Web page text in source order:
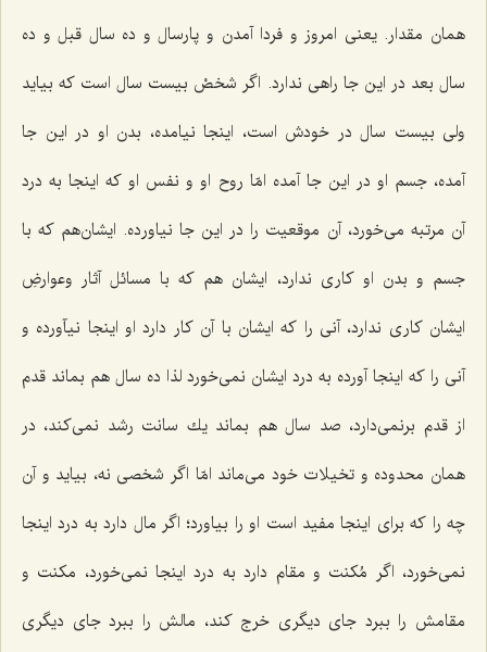
همان مقدار. یعنی امروز و فردا آمدن و پارسال و ده سال قبل و ده
سال بعد در این جا راهی ندارد. اگر شخصْ بیست سال است كه بیاید
ولی بیست سال در خودش است، اینجا نیامده، بدن او در این جا
آمده، جسم او در این جا آمده امّا روح او و نفس او كه اینجا به درد
آن مرتبه می‌خورد، آن موقعیت را در این جا نیاورده. ایشان‌هم كه با
جسم و بدن او كاری ندارد، ایشان هم كه با مسائل آثار وعوارضِ
ایشان كاری ندارد، آنی را كه ایشان با آن كار دارد او اینجا نیآورده و
آنی را كه اینجا آورده به درد ایشان نمی‌خورد لذا ده سال هم بماند قدم
از قدم برنمی‌دارد، صد سال هم بماند یك سانت رشد نمی‌كند، در
همان محدوده و تخیلات خود می‌ماند امّا اگر شخصی نه، بیاید و آن
چه را كه برای اینجا مفید است او را بیاورد؛ اگر مال دارد به درد اینجا
نمی‌خورد، اگر مُكنت و مقام دارد به درد اینجا نمی‌خورد، مكنت و
مقامش را ببرد جای دیگری خرج كند، مالش را ببرد جای دیگری